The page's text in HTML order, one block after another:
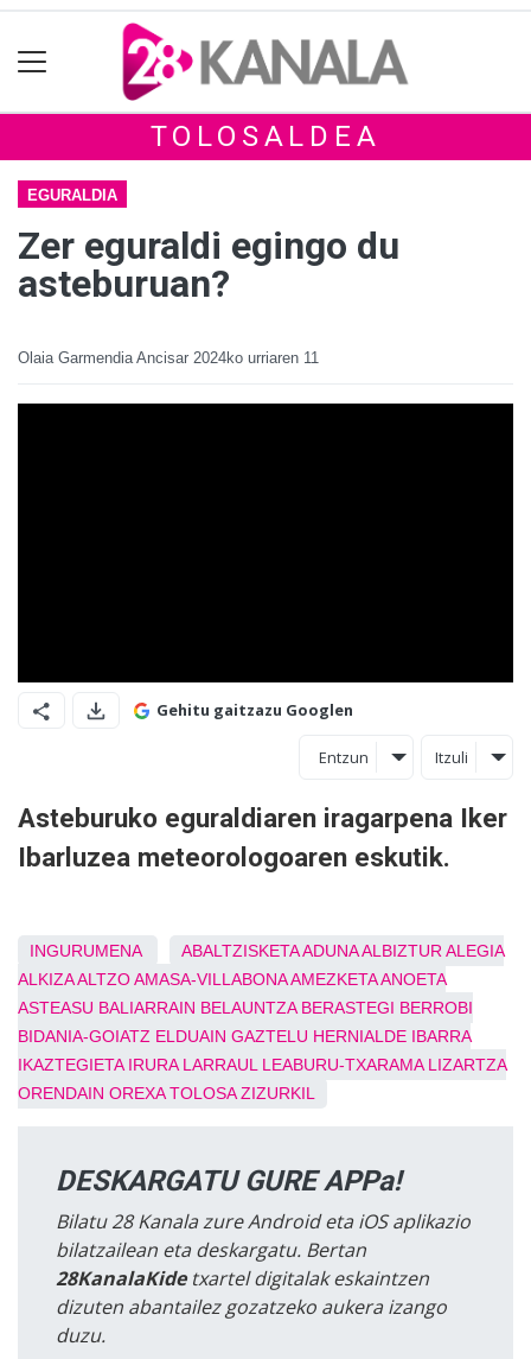
TOLOSALDEA
EGURALDIA
Zer eguraldi egingo du
asteburuan?
Olaia Garmendia Ancisar 2024ko urriaren 11
Gehitu gaitzazu Googlen
Entzun Itzuli
Asteburuko eguraldiaren iragarpena Iker
Ibarluzea meteorologoaren eskutik.
INGURUMENA ABALTZISKETAADUNAALBIZTUR ALEGIA
ALKIZAALTZOAMASA-VILLABONAAMEZKETAANOETA
ASTEASU BALIARRAIN BELAUNTZA BERASTEGI BERROBI
BIDANIA-GOIATZ ELDUAIN GAZTELU HERNIALDE IBARRA
IKAZTEGIETA IRURA LARRAUL LEABURU-TXARAMA LIZARTZA
ORENDAIN OREXA TOLOSA ZIZURKIL
DESKARGATU GURE APPa!
Bilatu 28 Kanala zure Android eta iOS aplikazio
bilatzailean eta deskargatu. Bertan
28KanalaKidetxartel digitalak eskaintzen
dizuten abantailez gozatzeko aukera izango
duzu.